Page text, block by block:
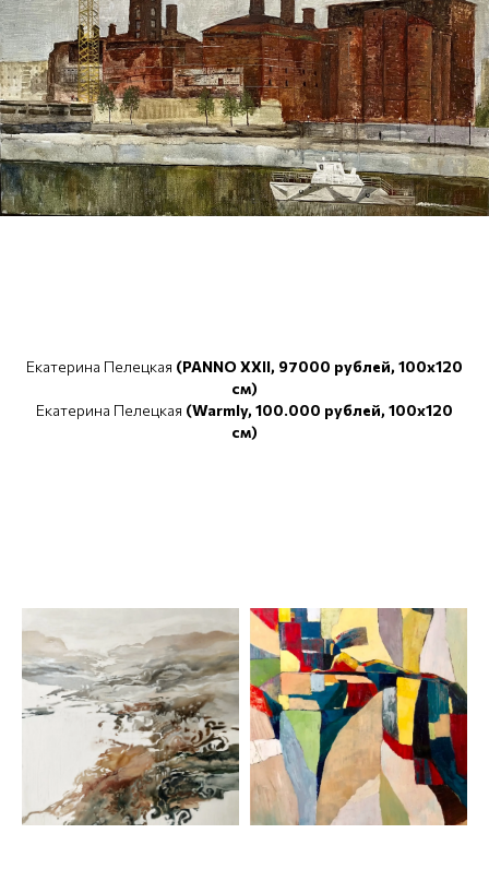
Екатерина Пелецкая (PANNO ХXII, 97000 рублей, 100x120
cм)
Екатерина Пелецкая (Warmly, 100.000 рублей, 100x120
cм)